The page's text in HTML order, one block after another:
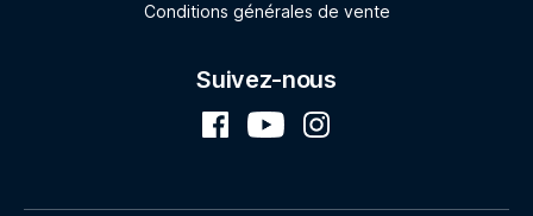
Conditions générales de vente
Suivez-nous